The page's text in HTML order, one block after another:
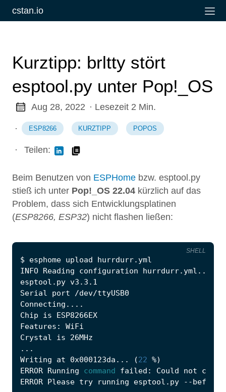
cstan.io
Kurztipp: brltty stört
esptool.py unter Pop!_OS
Aug 28, 2022 · Lesezeit 2 Min.
· ESP8266 KURZTIPP POPOS
· Teilen:
Beim Benutzen von ESPHome bzw. esptool.py
stieß ich unter Pop!_OS 22.04 kürzlich auf das
Problem, dass sich Entwicklungsplatinen
(ESP8266, ESP32) nicht flashen ließen:
$ esphome upload hurrdurr.yml
Writing at 0x000123da...
(22 %)
ERROR Running command failed: Could not
ERROR Please try running esptool.py --
SHELL